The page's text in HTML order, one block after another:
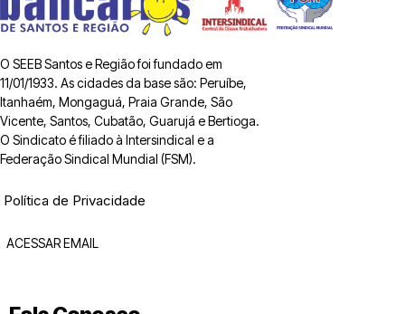
O SEEB Santos e Região foi fundado em
11/01/1933. As cidades da base são: Peruíbe,
Itanhaém, Mongaguá, Praia Grande, São
Vicente, Santos, Cubatão, Guarujá e Bertioga.
O Sindicato é filiado à Intersindical e a
Federação Sindical Mundial (FSM).
Política de Privacidade
ACESSAR EMAIL